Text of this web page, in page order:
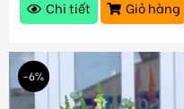
Chi tiết
Giỏ hàng
-6%